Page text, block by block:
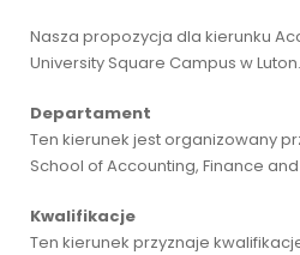
Nasza propozycja dla kierunku
University Square Campus w Luton.
Departament
Ten kierunek jest organizowany
School of Accounting, Finance
Kwalifikacje
Ten kierunek przyznaje